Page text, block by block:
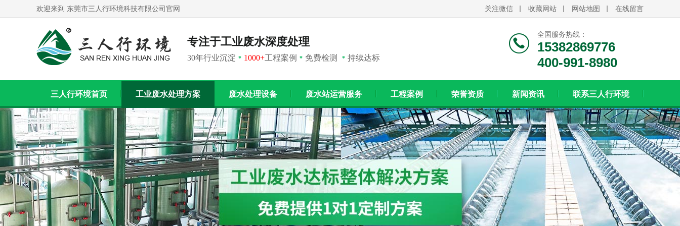
关注微信 收藏网站 网站地图 在线留言
欢迎来到 东莞市三人行环境科技有限公司官网
专注于工业废水深度处理
30年行业沉淀 * 1000+工程案例 * 免费检测 * 持续达标
全国服务热线：
15382869776
400-991-8980
三人行环境首页 工业废水处理方案 废水处理设备 废水站运营服务 工程案例 荣誉资质 新闻资讯 联系三人行环境
联系我们